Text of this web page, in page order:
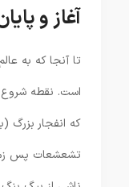
آغاز و
تا آنجا که به
است. نقطه
که انفجار بزرگ
تشعشعات پس